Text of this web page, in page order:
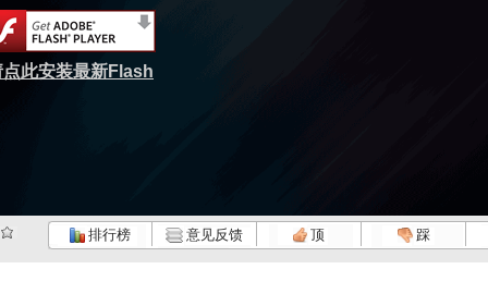
点此安装最新Flash
排行榜 意见反馈 顶 踩